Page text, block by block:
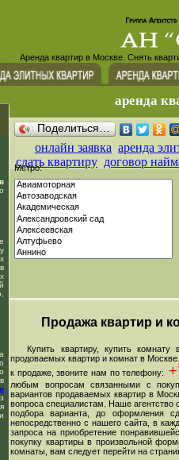
Аренда квартир в Москве. Снять
аренда
Поделиться…
онлайн заявка аренда
сдать квартиру договор
Метро:
Продажа квартир и
Купить квартиру, купить комнату
продоваемых квартир и комнат в
к продаже, звоните нам по телефону:
любым вопросам связанными с
вариантов продаваемых квартир в
вопроса специалистам. Наше агентство
подбора варианта, до оформления
непосредственно с нашего сайта, в
запроса на приобретение
покупку квартиры в произвольной
комнаты, вам следует перейти на